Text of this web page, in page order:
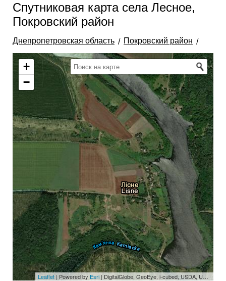
Спутниковая карта села Лесное,
Покровский район
Днепропетровская область Покровский район
+
−
Leaflet | Powered by Esri | DigitalGlobe, GeoEye, i-cubed, USDA, USGS, AEX, Getmapping, Aerogrid, IGN, IGP, swisstopo, and the GIS User Community